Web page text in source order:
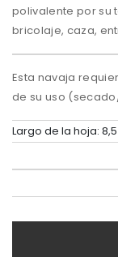
polivalente por su
bricolaje, caza,
Esta navaja
de su uso
Largo de la hoja: